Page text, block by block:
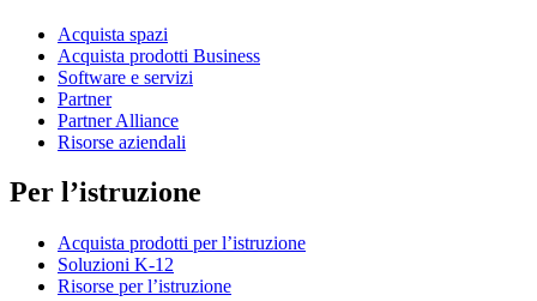
Acquista spazi
Acquista prodotti Business
Software e servizi
Partner
Partner Alliance
Risorse aziendali
Per l’istruzione
Acquista prodotti per l’istruzione
Soluzioni K-12
Risorse per l’istruzione